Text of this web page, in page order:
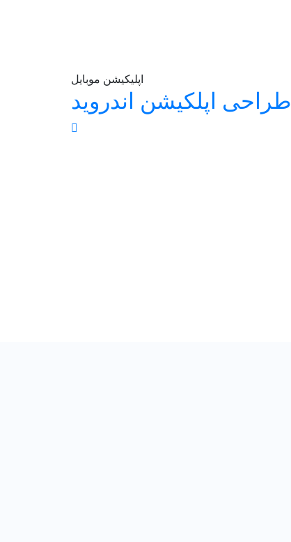
اپلیکیشن موبایل
طراحی اپلکیشن اندروید